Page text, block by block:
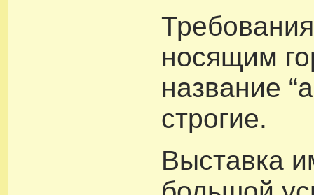
носящим
название
строгие.
Выставка